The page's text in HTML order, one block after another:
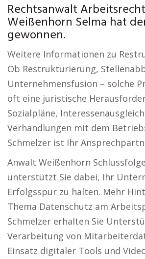
Rechtsanwalt Arbeitsrecht
Weißenhorn Selma hat
gewonnen.
Weitere Informationen zu
Ob Restrukturierung,
Unternehmensfusion – solche
oft eine juristische
Sozialpläne,
Verhandlungen mit dem
Schmelzer ist Ihr
Anwalt Weißenhorn
unterstützt Sie dabei, Ihr
Erfolgsspur zu halten. Mehr
Thema Datenschutz am
Schmelzer erhalten Sie
Verarbeitung von
Einsatz digitaler Tools und